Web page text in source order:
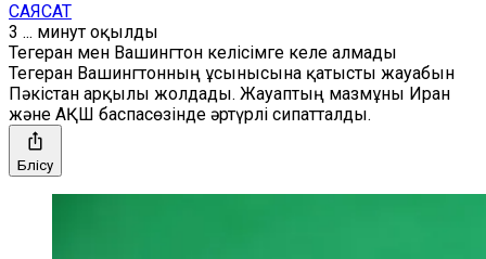
САЯСАТ
3 ... минут оқылды
Тегеран мен Вашингтон келісімге келе алмады
Тегеран Вашингтонның ұсынысына қатысты жауабын
Пәкістан арқылы жолдады. Жауаптың мазмұны Иран
және АҚШ баспасөзінде әртүрлі сипатталды.
Бөлісу